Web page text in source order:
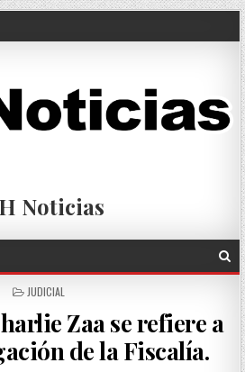
Noticias
POSTED
JUDICIAL
Zaa se refiere a
de la Fiscalía.